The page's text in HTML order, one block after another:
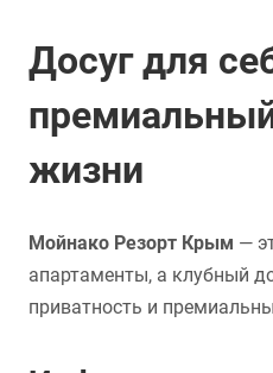
Досуг для
жизни
Мойнако Резорт Крым —
апартаменты, а клубный
приватность и